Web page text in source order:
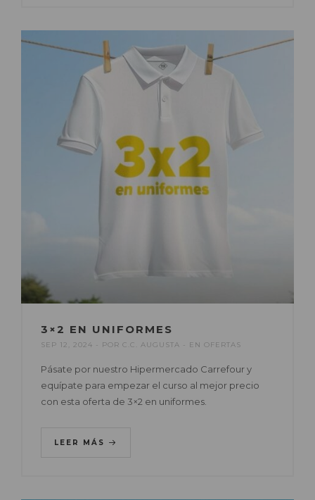
3×2 EN UNIFORMES
SEP 12, 2024 POR C.C. AUGUSTA EN OFERTAS
Pásate por nuestro Hipermercado Carrefour y
equípate para empezar el curso al mejor precio
con esta oferta de 3×2 en uniformes.
LEER MÁS